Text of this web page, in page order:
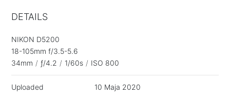
DETAILS
NIKON D5200
18-105mm f/3.5-5.6
34mm / ƒ/4.2 / 1/60s / ISO 800
Uploaded 10 Maja 2020